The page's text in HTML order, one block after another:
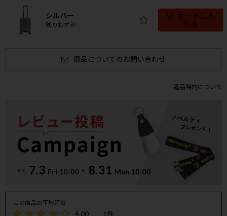
シルバー
残りわずか
カートに入
れる
商品についてのお問い合わせ
返品特約について
4.00 1